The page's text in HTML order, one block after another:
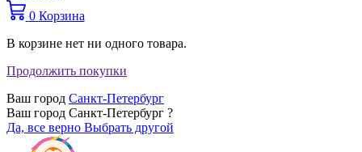
0 Корзина
В корзине нет ни одного товара.
Продолжить покупки
Ваш город Санкт-Петербург
Ваш город Санкт-Петербург ?
Да, все верно Выбрать другой